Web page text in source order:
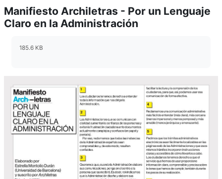
Manifiesto Archiletras - Por un Lenguaje
Claro en la Administración
185.6 KB